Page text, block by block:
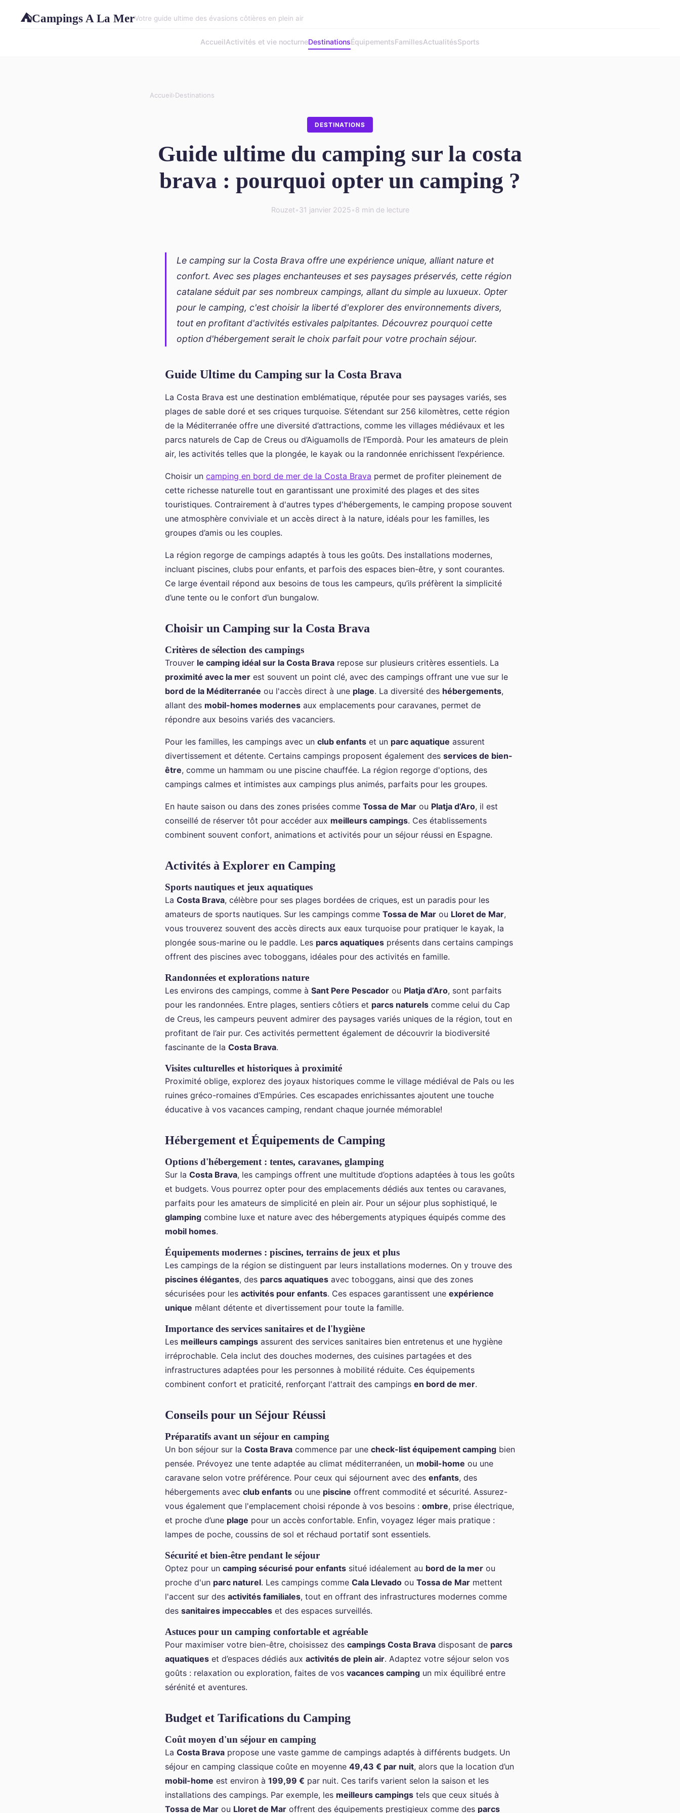
⛺Campings A La MerVotre guide ultime des évasions côtières en plein air
AccueilActivités et vie nocturneDestinationsÉquipementsFamillesActualitésSports
Accueil›Destinations
DESTINATIONS
Guide ultime du camping sur la costa
brava : pourquoi opter un camping ?
Rouzet•31 janvier 2025•8 min de lecture
Le camping sur la Costa Brava offre une expérience unique, alliant nature et
confort. Avec ses plages enchanteuses et ses paysages préservés, cette région
catalane séduit par ses nombreux campings, allant du simple au luxueux. Opter
pour le camping, c'est choisir la liberté d'explorer des environnements divers,
tout en profitant d'activités estivales palpitantes. Découvrez pourquoi cette
option d'hébergement serait le choix parfait pour votre prochain séjour.
Guide Ultime du Camping sur la Costa Brava
La Costa Brava est une destination emblématique, réputée pour ses paysages variés, ses
plages de sable doré et ses criques turquoise. S’étendant sur 256 kilomètres, cette région
de la Méditerranée offre une diversité d’attractions, comme les villages médiévaux et les
parcs naturels de Cap de Creus ou d’Aiguamolls de l’Empordà. Pour les amateurs de plein
air, les activités telles que la plongée, le kayak ou la randonnée enrichissent l’expérience.
Choisir un camping en bord de mer de la Costa Brava permet de profiter pleinement de
cette richesse naturelle tout en garantissant une proximité des plages et des sites
touristiques. Contrairement à d'autres types d'hébergements, le camping propose souvent
une atmosphère conviviale et un accès direct à la nature, idéals pour les familles, les
groupes d’amis ou les couples.
La région regorge de campings adaptés à tous les goûts. Des installations modernes,
incluant piscines, clubs pour enfants, et parfois des espaces bien-être, y sont courantes.
Ce large éventail répond aux besoins de tous les campeurs, qu’ils préfèrent la simplicité
d’une tente ou le confort d’un bungalow.
Choisir un Camping sur la Costa Brava
Critères de sélection des campings
Trouver le camping idéal sur la Costa Brava repose sur plusieurs critères essentiels. La
proximité avec la mer est souvent un point clé, avec des campings offrant une vue sur le
bord de la Méditerranée ou l'accès direct à une plage. La diversité des hébergements,
allant des mobil-homes modernes aux emplacements pour caravanes, permet de
répondre aux besoins variés des vacanciers.
Pour les familles, les campings avec un club enfants et un parc aquatique assurent
divertissement et détente. Certains campings proposent également des services de bien-
être, comme un hammam ou une piscine chauffée. La région regorge d'options, des
campings calmes et intimistes aux campings plus animés, parfaits pour les groupes.
En haute saison ou dans des zones prisées comme Tossa de Mar ou Platja d’Aro, il est
conseillé de réserver tôt pour accéder aux meilleurs campings. Ces établissements
combinent souvent confort, animations et activités pour un séjour réussi en Espagne.
Activités à Explorer en Camping
Sports nautiques et jeux aquatiques
La Costa Brava, célèbre pour ses plages bordées de criques, est un paradis pour les
amateurs de sports nautiques. Sur les campings comme Tossa de Mar ou Lloret de Mar,
vous trouverez souvent des accès directs aux eaux turquoise pour pratiquer le kayak, la
plongée sous-marine ou le paddle. Les parcs aquatiques présents dans certains campings
offrent des piscines avec toboggans, idéales pour des activités en famille.
Randonnées et explorations nature
Les environs des campings, comme à Sant Pere Pescador ou Platja d’Aro, sont parfaits
pour les randonnées. Entre plages, sentiers côtiers et parcs naturels comme celui du Cap
de Creus, les campeurs peuvent admirer des paysages variés uniques de la région, tout en
profitant de l’air pur. Ces activités permettent également de découvrir la biodiversité
fascinante de la Costa Brava.
Visites culturelles et historiques à proximité
Proximité oblige, explorez des joyaux historiques comme le village médiéval de Pals ou les
ruines gréco-romaines d’Empúries. Ces escapades enrichissantes ajoutent une touche
éducative à vos vacances camping, rendant chaque journée mémorable!
Hébergement et Équipements de Camping
Options d'hébergement : tentes, caravanes, glamping
Sur la Costa Brava, les campings offrent une multitude d’options adaptées à tous les goûts
et budgets. Vous pourrez opter pour des emplacements dédiés aux tentes ou caravanes,
parfaits pour les amateurs de simplicité en plein air. Pour un séjour plus sophistiqué, le
glamping combine luxe et nature avec des hébergements atypiques équipés comme des
mobil homes.
Équipements modernes : piscines, terrains de jeux et plus
Les campings de la région se distinguent par leurs installations modernes. On y trouve des
piscines élégantes, des parcs aquatiques avec toboggans, ainsi que des zones
sécurisées pour les activités pour enfants. Ces espaces garantissent une expérience
unique mêlant détente et divertissement pour toute la famille.
Importance des services sanitaires et de l'hygiène
Les meilleurs campings assurent des services sanitaires bien entretenus et une hygiène
irréprochable. Cela inclut des douches modernes, des cuisines partagées et des
infrastructures adaptées pour les personnes à mobilité réduite. Ces équipements
combinent confort et praticité, renforçant l'attrait des campings en bord de mer.
Conseils pour un Séjour Réussi
Préparatifs avant un séjour en camping
Un bon séjour sur la Costa Brava commence par une check-list équipement camping bien
pensée. Prévoyez une tente adaptée au climat méditerranéen, un mobil-home ou une
caravane selon votre préférence. Pour ceux qui séjournent avec des enfants, des
hébergements avec club enfants ou une piscine offrent commodité et sécurité. Assurez-
vous également que l'emplacement choisi réponde à vos besoins : ombre, prise électrique,
et proche d’une plage pour un accès confortable. Enfin, voyagez léger mais pratique :
lampes de poche, coussins de sol et réchaud portatif sont essentiels.
Sécurité et bien-être pendant le séjour
Optez pour un camping sécurisé pour enfants situé idéalement au bord de la mer ou
proche d'un parc naturel. Les campings comme Cala Llevado ou Tossa de Mar mettent
l'accent sur des activités familiales, tout en offrant des infrastructures modernes comme
des sanitaires impeccables et des espaces surveillés.
Astuces pour un camping confortable et agréable
Pour maximiser votre bien-être, choisissez des campings Costa Brava disposant de parcs
aquatiques et d’espaces dédiés aux activités de plein air. Adaptez votre séjour selon vos
goûts : relaxation ou exploration, faites de vos vacances camping un mix équilibré entre
sérénité et aventures.
Budget et Tarifications du Camping
Coût moyen d'un séjour en camping
La Costa Brava propose une vaste gamme de campings adaptés à différents budgets. Un
séjour en camping classique coûte en moyenne 49,43 € par nuit, alors que la location d’un
mobil-home est environ à 199,99 € par nuit. Ces tarifs varient selon la saison et les
installations des campings. Par exemple, les meilleurs campings tels que ceux situés à
Tossa de Mar ou Lloret de Mar offrent des équipements prestigieux comme des parcs